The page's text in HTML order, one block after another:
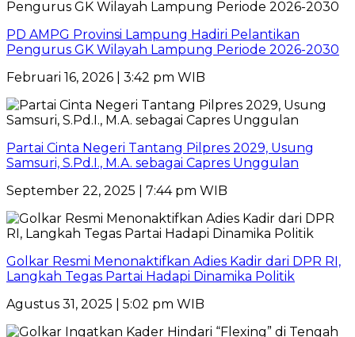
PD AMPG Provinsi Lampung Hadiri Pelantikan
Pengurus GK Wilayah Lampung Periode 2026-2030
Februari 16, 2026 | 3:42 pm WIB
Partai Cinta Negeri Tantang Pilpres 2029, Usung
Samsuri, S.Pd.I., M.A. sebagai Capres Unggulan
September 22, 2025 | 7:44 pm WIB
Golkar Resmi Menonaktifkan Adies Kadir dari DPR RI,
Langkah Tegas Partai Hadapi Dinamika Politik
Agustus 31, 2025 | 5:02 pm WIB